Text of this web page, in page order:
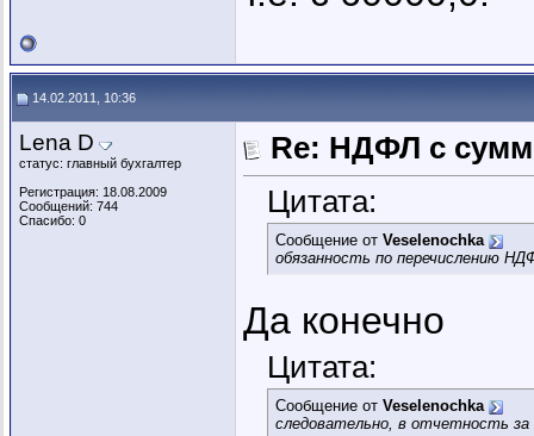
14.02.2011, 10:36
Lena D
статус: главный бухгалтер
Регистрация: 18.08.2009
Сообщений: 744
Спасибо: 0
Re: НДФЛ с
Цитата:
Сообщение от Veselenochka
обязанность по перечислению
Да конечно
Цитата:
Сообщение от Veselenochka
следовательно, в отчетность за